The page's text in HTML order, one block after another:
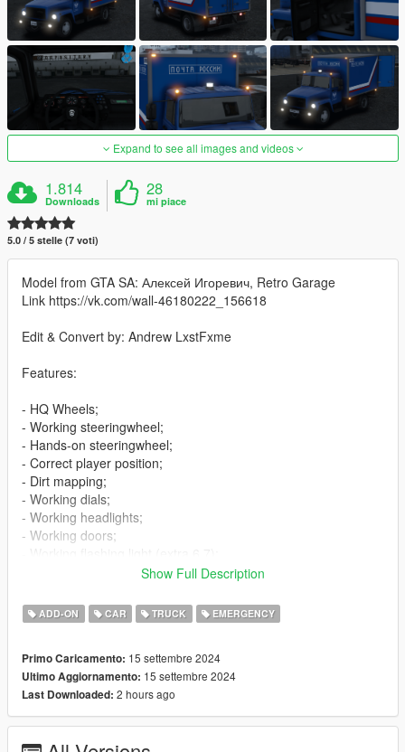
Expand to see all images and videos
1.814
Downloads
28
mi piace
5.0 / 5 stelle (7 voti)
Model from GTA SA: Алексей Игоревич, Retro Garage
Link https://vk.com/wall-46180222_156618
Edit & Convert by: Andrew LxstFxme
Features:
- HQ Wheels;
- Working steeringwheel;
- Hands-on steeringwheel;
- Correct player position;
- Dirt mapping;
- Working dials;
- Working headlights;
- Working doors;
- Breakable glass windows;
- Wheels tuning;
- Extras;
- Livery "Russian Post";
- Licence plates (USA,Russia).
Bugs:
Show Full Description
ADD-ON CAR TRUCK EMERGENCY
Primo Caricamento: 15 settembre 2024
Ultimo Aggiornamento: 15 settembre 2024
Last Downloaded: 2 hours ago